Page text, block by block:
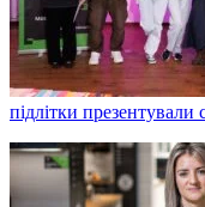
підлітки презентували